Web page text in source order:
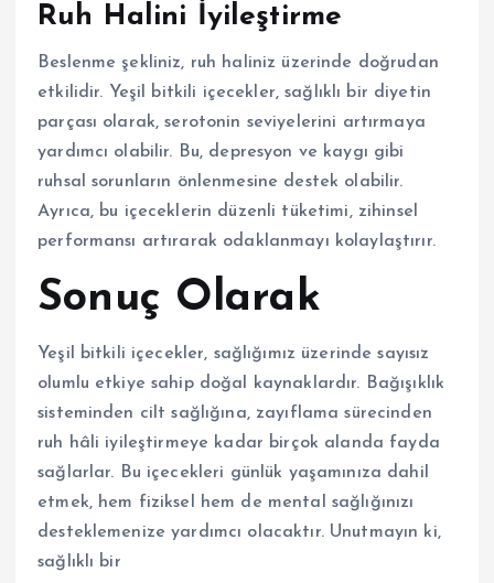
Ruh Halini İyileştirme
Beslenme şekliniz, ruh haliniz üzerinde doğrudan
etkilidir. Yeşil bitkili içecekler, sağlıklı bir diyetin
parçası olarak, serotonin seviyelerini artırmaya
yardımcı olabilir. Bu, depresyon ve kaygı gibi
ruhsal sorunların önlenmesine destek olabilir.
Ayrıca, bu içeceklerin düzenli tüketimi, zihinsel
performansı artırarak odaklanmayı kolaylaştırır.
Sonuç Olarak
Yeşil bitkili içecekler, sağlığımız üzerinde sayısız
olumlu etkiye sahip doğal kaynaklardır. Bağışıklık
sisteminden cilt sağlığına, zayıflama sürecinden
ruh hâli iyileştirmeye kadar birçok alanda fayda
sağlarlar. Bu içecekleri günlük yaşamınıza dahil
etmek, hem fiziksel hem de mental sağlığınızı
desteklemenize yardımcı olacaktır. Unutmayın ki,
sağlıklı bir